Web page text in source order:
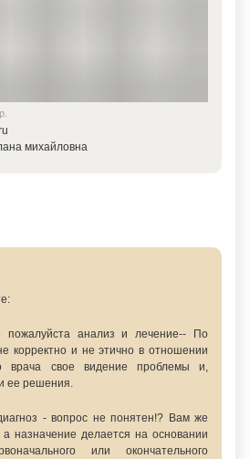
михайловна
пожалуйста анализ и лечение-- По
корректно и не этично в отношении
врача свое видение проблемы и,
ее решения.
- вопрос не понятен!? Вам же
назначение делается на основании
или окончательного